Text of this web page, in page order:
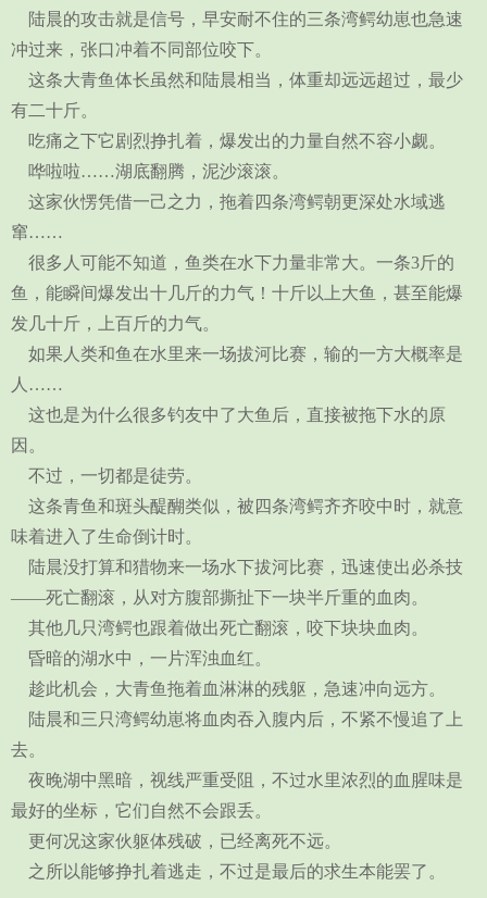
陆晨的攻击就是信号，早安耐不住的三条湾鳄幼崽也急速
冲过来，张口冲着不同部位咬下。
这条大青鱼体长虽然和陆晨相当，体重却远远超过，最少
有二十斤。
吃痛之下它剧烈挣扎着，爆发出的力量自然不容小觑。
哗啦啦……湖底翻腾，泥沙滚滚。
这家伙愣凭借一己之力，拖着四条湾鳄朝更深处水域逃
窜……
很多人可能不知道，鱼类在水下力量非常大。一条3斤的
鱼，能瞬间爆发出十几斤的力气！十斤以上大鱼，甚至能爆
发几十斤，上百斤的力气。
如果人类和鱼在水里来一场拔河比赛，输的一方大概率是
人……
这也是为什么很多钓友中了大鱼后，直接被拖下水的原
因。
不过，一切都是徒劳。
这条青鱼和斑头醍醐类似，被四条湾鳄齐齐咬中时，就意
味着进入了生命倒计时。
陆晨没打算和猎物来一场水下拔河比赛，迅速使出必杀技
——死亡翻滚，从对方腹部撕扯下一块半斤重的血肉。
其他几只湾鳄也跟着做出死亡翻滚，咬下块块血肉。
昏暗的湖水中，一片浑浊血红。
趁此机会，大青鱼拖着血淋淋的残躯，急速冲向远方。
陆晨和三只湾鳄幼崽将血肉吞入腹内后，不紧不慢追了上
去。
夜晚湖中黑暗，视线严重受阻，不过水里浓烈的血腥味是
最好的坐标，它们自然不会跟丢。
更何况这家伙躯体残破，已经离死不远。
之所以能够挣扎着逃走，不过是最后的求生本能罢了。